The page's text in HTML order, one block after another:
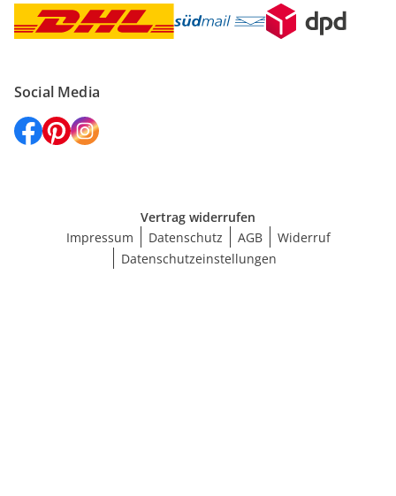
Social Media
Vertrag widerrufen
Impressum
Datenschutz AGB
Widerruf
Datenschutzeinstellungen